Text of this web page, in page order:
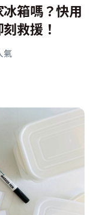
冰箱嗎？快用
救援！
氣